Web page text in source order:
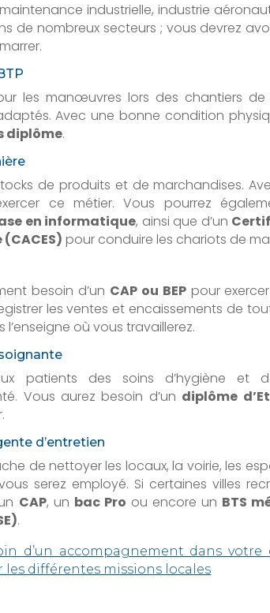
industrielle, industrie
de nombreux secteurs ; vous devrez
les manœuvres lors des chantiers de
Avec une bonne condition
diplôme.
de produits et de marchandises.
ce métier. Vous pourrez
en informatique, ainsi que d’un
pour conduire les chariots de
besoin d’un CAP ou BEPpour
les ventes et encaissements de
où vous travaillerez.
patients des soins d’hygiène et
Vous aurez besoin d’un diplôme
d’entretien
de nettoyer les locaux, la voirie, les
serez employé. Si certaines villes
CAP, un bac Pro ou encore un BTS
.
d’un accompagnement dans votre
les différentes missions locales